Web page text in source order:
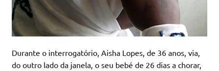
Durante o interrogatório, Aisha Lopes, de 36 anos, via,
do outro lado da janela, o seu bebé de 26 dias a chorar,